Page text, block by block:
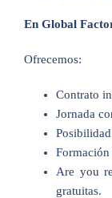
En Global
Ofrecemos:
Contrato
Jornada
Formación
Are you
gratuitas.